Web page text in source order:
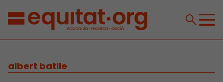
albert batlle